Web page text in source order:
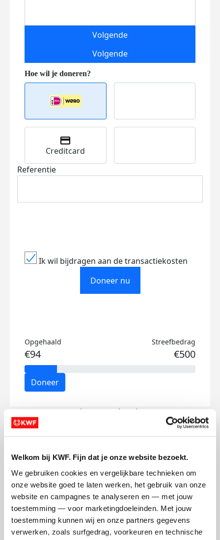
Welkom bij KWF. Fijn dat je onze website bezoekt.
We gebruiken cookies en vergelijkbare technieken om
onze website goed te laten werken, het gebruik van onze
website en campagnes te analyseren en — met jouw
toestemming — voor marketingdoeleinden. Met jouw
toestemming kunnen wij en onze partners gegevens
verwerken, zoals surfgedrag, voorkeuren en technische
Volgende
Volgende
Creditcard
Referentie
Ik wil bijdragen aan de transactiekosten
Doneer nu
Opgehaald
€94
Streefbedrag
€500
Doneer
Quinten's badges